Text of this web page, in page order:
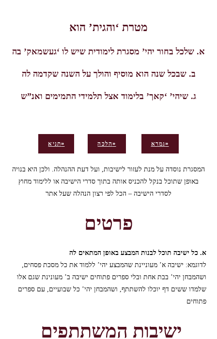
מטרת ‘והגית’ הוא
א. שלכל בחור יהי’ מסגרת לימודית שיש לו ‘געשמאק’ בה
ב. שבכל שנה הוא מוסיף והולך על השנה שקדמה לה
ג. שיהי’ ‘קאך’ בלימוד אצל תלמידי התמימים ואנ”ש
תניא» הלכה» גמרא»
המסגרת נוסדה על מנת לעזור לישיבות, ועל דעת ההנהלה. ולכן היא בנויה
באופן שתוכל בנקל להכניס אותה בתוך סדרי הישיבה או ללימוד מחוץ
לסדרי הישיבה – הכל לפי רצון הנהלה שעל אתר
פרטים
א. כל ישיבה תוכל לבנות המבצע באופן המתאים לה
לדוגמא: ישיבה א’ מעוניינת שהמבצע יהי’ ללמוד את כל מסכת פסחים,
ושהמבחן יהי’ בבת אחת ובלי ספרים פתוחים ישיבה ב’ מעונינת שגם אלו
שלמדו ששים דף יוכלו להשתתף, ושהמבחן יהי’ כל שבועיים, עם ספרים
פתוחים